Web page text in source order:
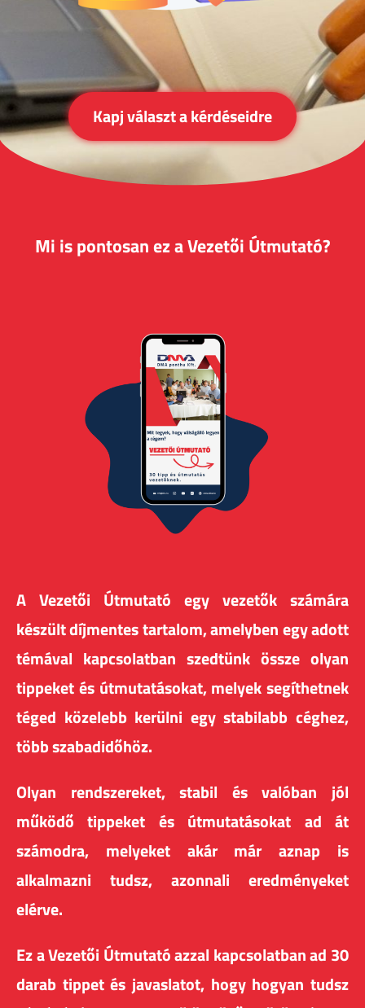
Kapj választ a kérdéseidre
Mi is pontosan ez a Vezetői Útmutató?
A Vezetői Útmutató egy vezetők számára
készült díjmentes tartalom, amelyben egy adott
témával kapcsolatban szedtünk össze olyan
tippeket és útmutatásokat, melyek segíthetnek
téged közelebb kerülni egy stabilabb céghez,
több szabadidőhöz.
Olyan rendszereket, stabil és valóban jól
működő tippeket és útmutatásokat ad át
számodra, melyeket akár már aznap is
alkalmazni tudsz, azonnali eredményeket
elérve.
Ez a Vezetői Útmutató azzal kapcsolatban ad 30
darab tippet és javaslatot, hogy hogyan tudsz